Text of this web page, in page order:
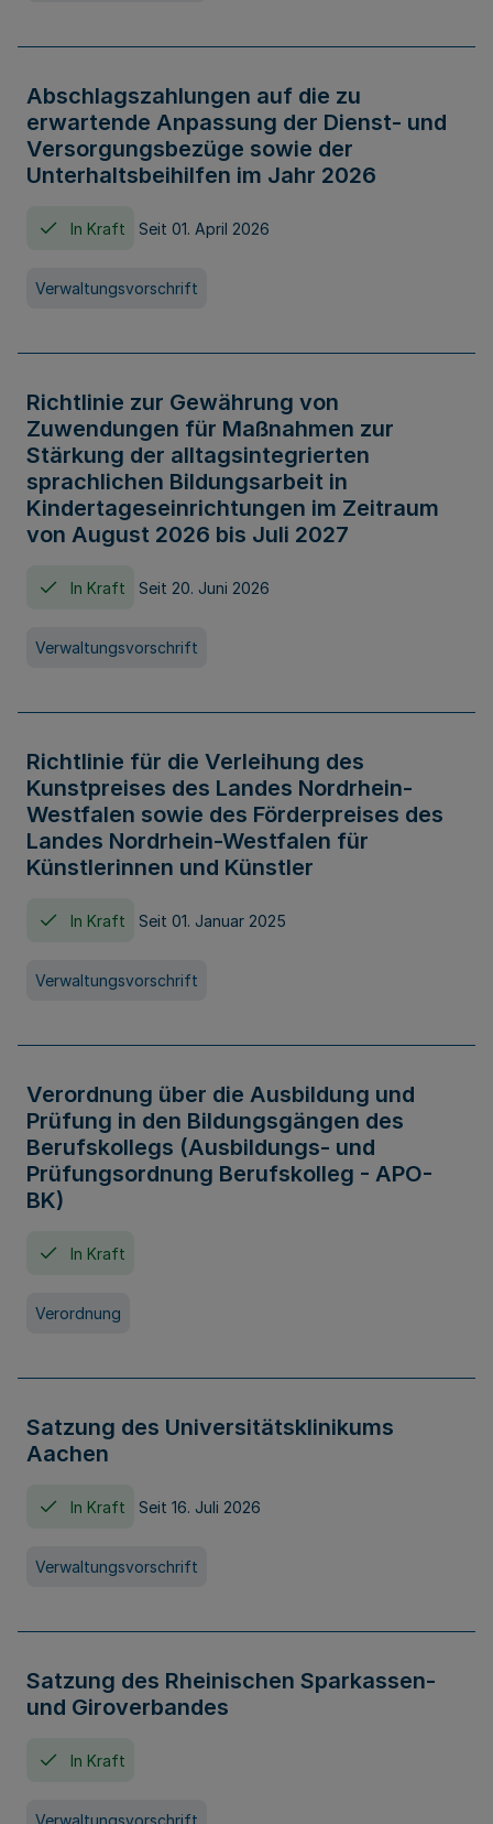
Abschlagszahlungen auf die zu
erwartende Anpassung der Dienst- und
Versorgungsbezüge sowie der
Unterhaltsbeihilfen im Jahr 2026
In Kraft Seit 01. April 2026
Verwaltungsvorschrift
Richtlinie zur Gewährung von
Zuwendungen für Maßnahmen zur
Stärkung der alltagsintegrierten
sprachlichen Bildungsarbeit in
Kindertageseinrichtungen im Zeitraum
von August 2026 bis Juli 2027
In Kraft Seit 20. Juni 2026
Verwaltungsvorschrift
Richtlinie für die Verleihung des
Kunstpreises des Landes Nordrhein-
Westfalen sowie des Förderpreises des
Landes Nordrhein-Westfalen für
Künstlerinnen und Künstler
In Kraft Seit 01. Januar 2025
Verwaltungsvorschrift
Verordnung über die Ausbildung und
Prüfung in den Bildungsgängen des
Berufskollegs (Ausbildungs- und
Prüfungsordnung Berufskolleg - APO-
BK)
In Kraft
Verordnung
Satzung des Universitätsklinikums
Aachen
In Kraft Seit 16. Juli 2026
Verwaltungsvorschrift
Satzung des Rheinischen Sparkassen-
und Giroverbandes
In Kraft
Verwaltungsvorschrift